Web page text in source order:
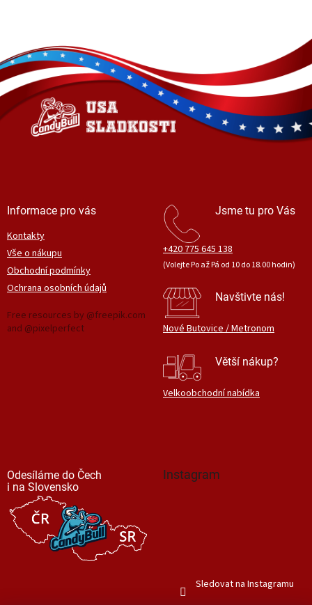
á
p
a
í
Informace pro vás
Kontakty
Vše o nákupu
Obchodní podmínky
Ochrana osobních údajů
Free resources by @freepik.com
and @pixelperfect
Jsme tu pro Vás
+420 775 645 138
(Volejte Po až Pá od 10 do 18.00 hodin)
Navštivte nás!
Nové Butovice / Metronom
Větší nákup?
Velkoobchodní nabídka
Odesíláme do Čech
i na Slovensko
Instagram
Sledovat na Instagramu